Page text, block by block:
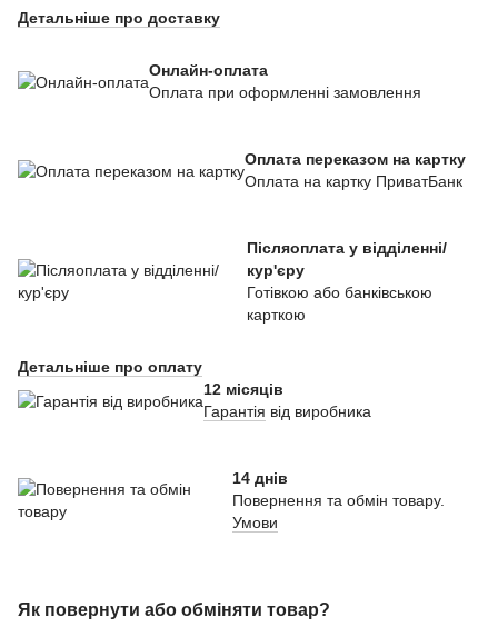
Детальніше про доставку
Онлайн-оплата
Оплата при оформленні замовлення
Оплата переказом на картку
Оплата на картку ПриватБанк
Післяоплата у відділенні/
кур'єру
Готівкою або банківською
карткою
Детальніше про оплату
12 місяців
Гарантія від виробника
14 днів
Повернення та обмін товару.
Умови
Як повернути або обміняти товар?